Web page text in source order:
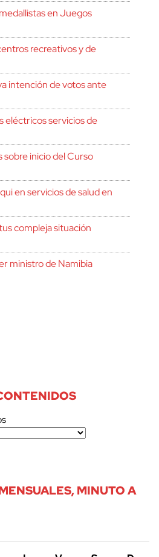
en Juegos
recreativos y de
intención de votos ante
eléctricos servicios de
inicio del Curso
en servicios de salud en
compleja situación
ministro de Namibia
MINUTO A